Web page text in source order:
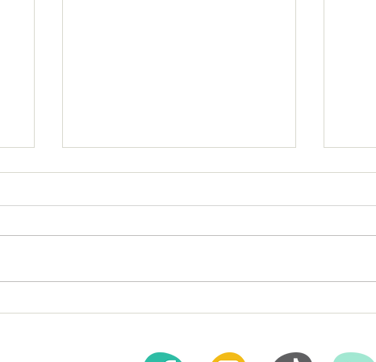
Importancia del Trabajo
Tratamiento de Trastornos: